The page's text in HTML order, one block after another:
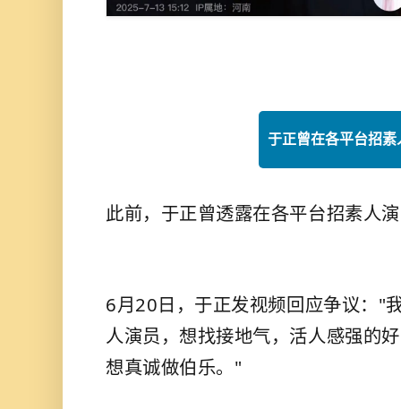
于正曾在各平台招素
此前，于正曾透露在各平台招素人
6月20日，于正发视频回应争议："
人演员，想找接地气，活人感强的
想真诚做伯乐。"